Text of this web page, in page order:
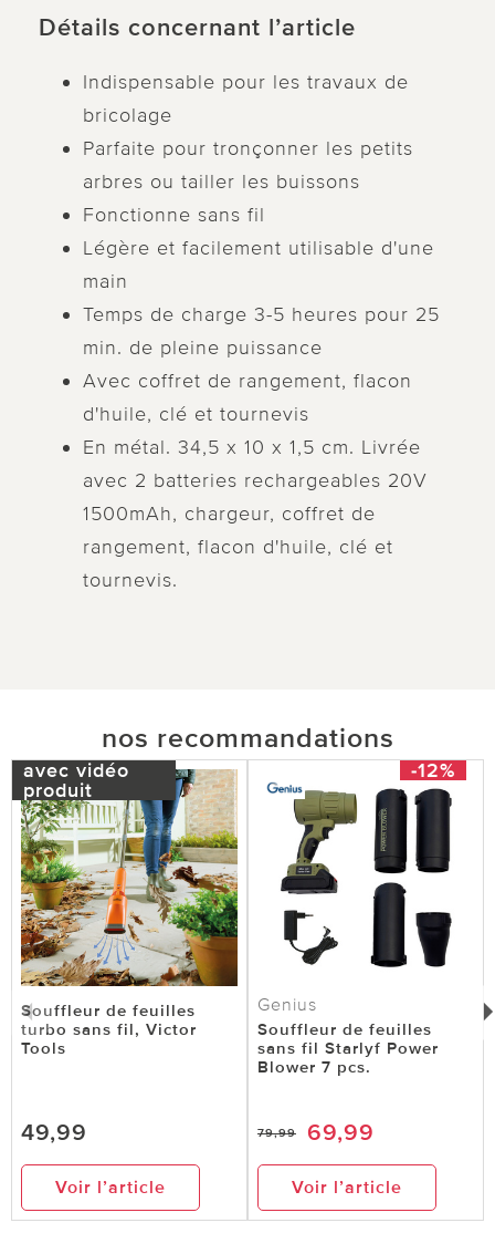
Détails concernant l’article
Indispensable pour les travaux de
bricolage
Parfaite pour tronçonner les petits
arbres ou tailler les buissons
Fonctionne sans fil
Légère et facilement utilisable d'une
main
Temps de charge 3-5 heures pour 25
min. de pleine puissance
Avec coffret de rangement, flacon
d'huile, clé et tournevis
En métal. 34,5 x 10 x 1,5 cm. Livrée
avec 2 batteries rechargeables 20V
1500mAh, chargeur, coffret de
rangement, flacon d'huile, clé et
tournevis.
nos recommandations
avec vidéo
produit
Souffleur de feuilles
turbo sans fil, Victor
Tools
49,99
Voir l’article
-12%
Genius
Souffleur de feuilles
sans fil Starlyf Power
Blower 7 pcs.
79,99 69,99
Voir l’article